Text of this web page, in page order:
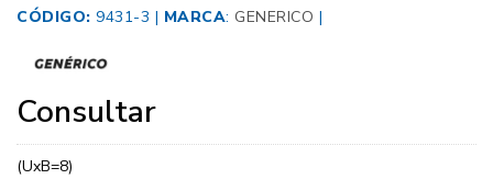
CÓDIGO: 9431-3 | MARCA: GENERICO |
Consultar
(UxB=8)